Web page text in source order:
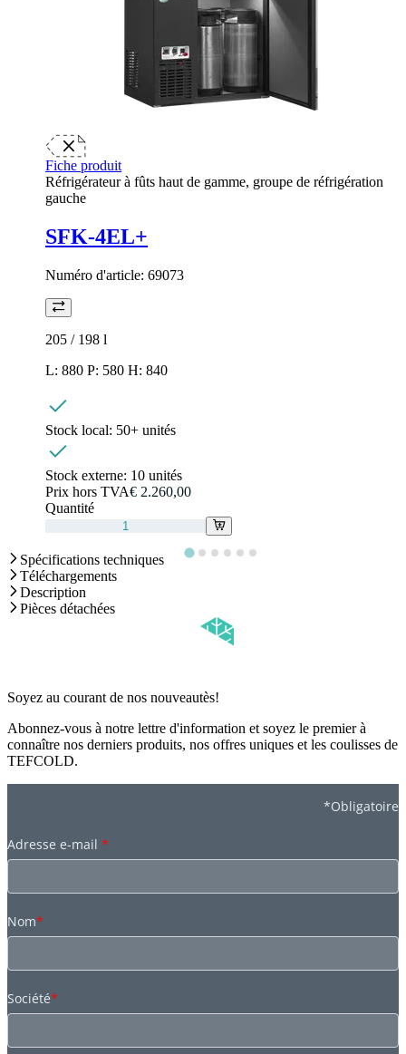
Fiche produit
Réfrigérateur à fûts haut de gamme, groupe de réfrigération
gauche
SFK-4EL+
Numéro d'article: 69073
205 / 198 l
L: 880 P: 580 H: 840
Stock local: 50+ unités
Stock externe: 10 unités
Prix hors TVA€ 2.260,00
Quantité
Spécifications techniques
Téléchargements
Description
Pièces détachées
Soyez au courant de nos nouveautès!
Abonnez-vous à notre lettre d'information et soyez le premier à
connaître nos derniers produits, nos offres uniques et les coulisses de
TEFCOLD.
*Obligatoire
Adresse e-mail *
Nom*
Société*